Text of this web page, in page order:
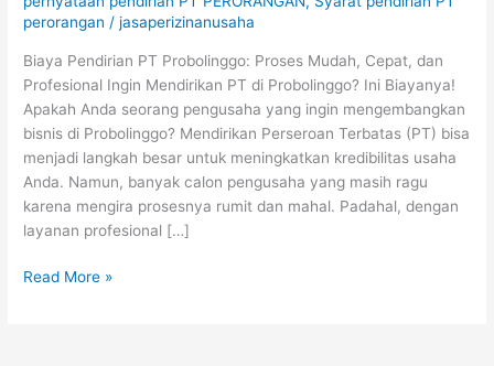
perorangan /jasaperizinanusaha
Biaya Pendirian PT Probolinggo: Proses Mudah, Cepat, dan
Profesional Ingin Mendirikan PT di Probolinggo? Ini Biayanya!
Apakah Anda seorang pengusaha yang ingin mengembangkan
bisnis di Probolinggo? Mendirikan Perseroan Terbatas (PT) bisa
menjadi langkah besar untuk meningkatkan kredibilitas usaha
Anda. Namun, banyak calon pengusaha yang masih ragu
karena mengira prosesnya rumit dan mahal. Padahal, dengan
layanan profesional […]
Read More »